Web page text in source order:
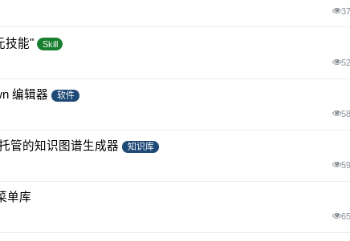
37
技能" Skill
52
编辑器 软件
58
管的知识图谱生成器 知识库
59
单库
65